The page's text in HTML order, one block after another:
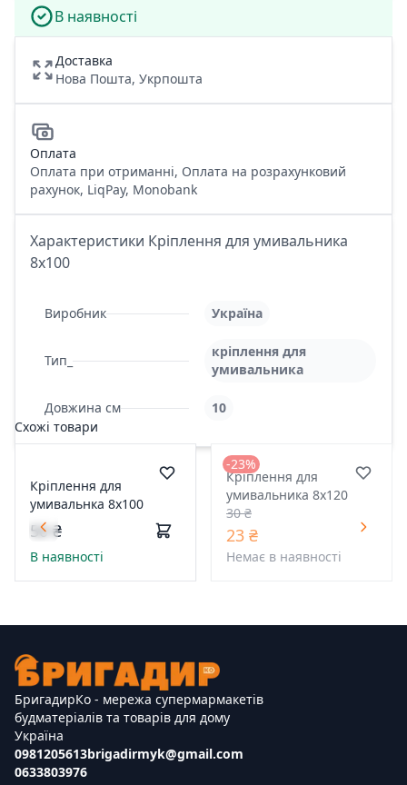
В наявності
Доставка
Нова Пошта, Укрпошта
Оплата
Оплата при отриманні, Оплата на розрахунковий
рахунок, LiqPay, Monobank
Характеристики Кріплення для умивальника
8х100
Виробник Україна
Тип_
кріплення для
умивальника
Довжина см
10
Схожі товари
Кріплення для
умивальнка 8х100
50 ₴
В наявності
-23%
Кріплення для
умивальника 8х120
30 ₴
23 ₴
Немає в наявності
БригадирКо - мережа супермармакетів
будматеріалів та товарів для дому
Україна
0981205613
0633803976
brigadirmyk@gmail.com